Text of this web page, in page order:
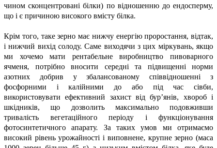
чином сконцентровані білки) по відношенню до ендосперму,
що і є причиною високого вмісту білка.
Крім того, таке зерно має нижчу енергію проростання, відтак,
і нижчий вихід солоду. Саме виходячи з цих міркувань, якщо
ми хочемо мати рентабельне виробництво пивоварного
ячменя, потрібно вносити середні та підвищенні норми
азотних добрив у збалансованому співвідношенні з
фосфорними і калійними до або під час сівби,
використовувати ефективний захист від бур’янів, хвороб і
шкідників, що дозволить максимально подовживши
тривалість вегетаційного періоду і функціонування
фотосинтетичного апарату. За таких умов ми отримаємо
високий рівень урожайності і виповнене, крупне зерно (маса